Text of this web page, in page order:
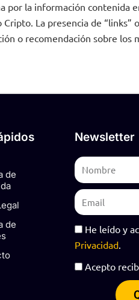
por la información contenida
La presencia de “links”
o recomendación sobre los
de
de
Newsletter
Name
Email
RGPDHe leído y
Privacidad.
RGPD
Acepto